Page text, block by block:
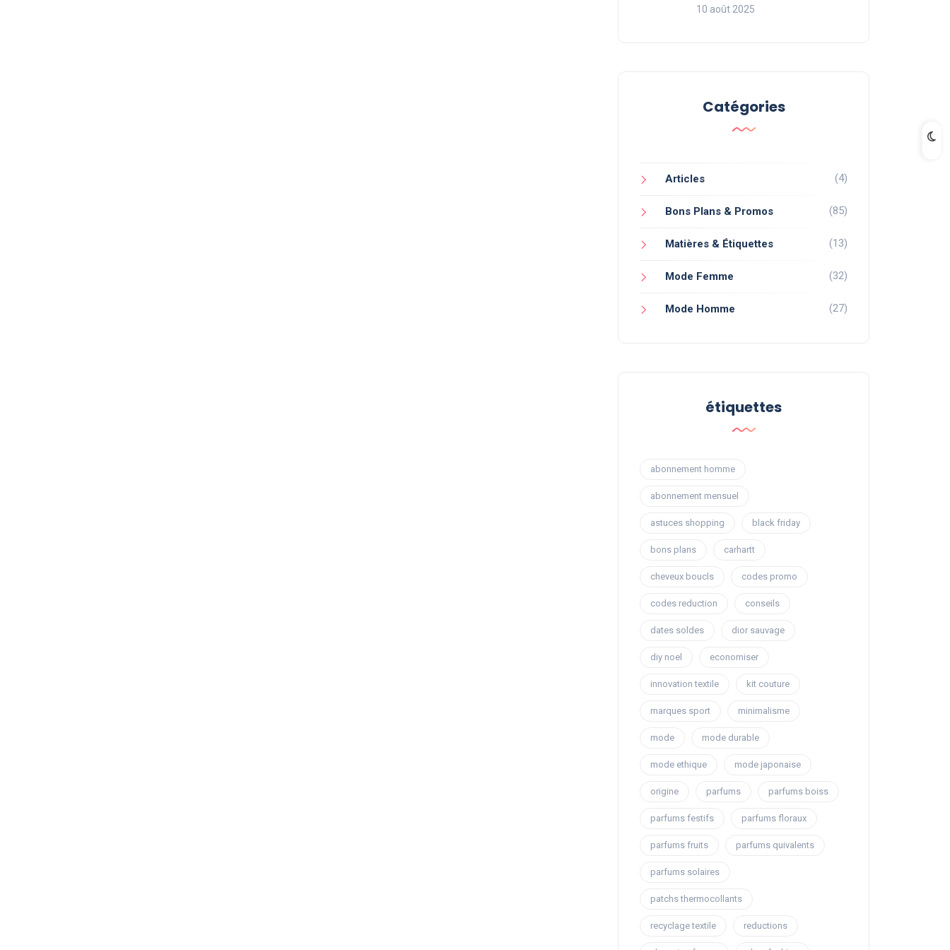
10 août 2025
Catégories
Articles (4)
Bons Plans & Promos (85)
Matières & Étiquettes (13)
Mode Femme (32)
Mode Homme (27)
étiquettes
abonnement homme
abonnement mensuel
astuces shopping black friday
bons plans carhartt
cheveux boucls codes promo
codes reduction conseils
dates soldes dior sauvage
diy noel economiser
innovation textile kit couture
marques sport minimalisme
mode mode durable
mode ethique mode japonaise
origine parfums parfums boiss
parfums festifs parfums floraux
parfums fruits parfums quivalents
parfums solaires
patchs thermocollants
recyclage textile reductions